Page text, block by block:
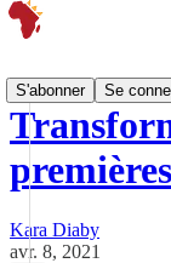
S'abonner
Se
Kara Diaby
avr. 8, 2021